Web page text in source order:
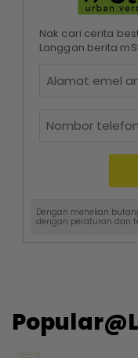
Nak cari cerita
Langgan berita
Dengan menekan
dengan peraturan dan